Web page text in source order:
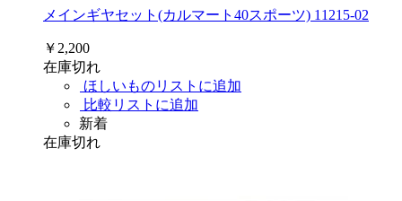
メインギヤセット(カルマート40スポーツ) 11215-02
￥2,200
在庫切れ
ほしいものリストに追加
比較リストに追加
新着
在庫切れ